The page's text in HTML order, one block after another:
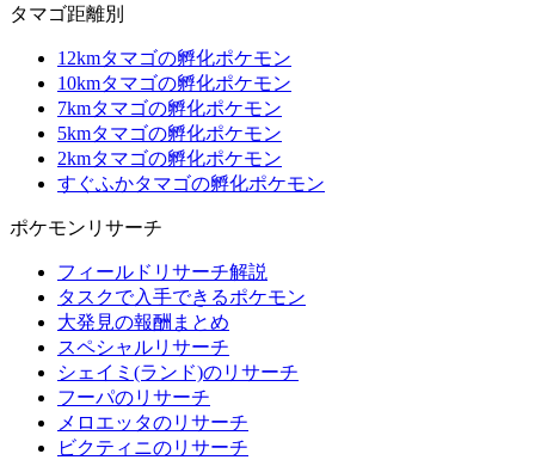
タマゴ距離別
12kmタマゴの孵化ポケモン
10kmタマゴの孵化ポケモン
7kmタマゴの孵化ポケモン
5kmタマゴの孵化ポケモン
2kmタマゴの孵化ポケモン
すぐふかタマゴの孵化ポケモン
ポケモンリサーチ
フィールドリサーチ解説
タスクで入手できるポケモン
大発見の報酬まとめ
スペシャルリサーチ
シェイミ(ランド)のリサーチ
フーパのリサーチ
メロエッタのリサーチ
ビクティニのリサーチ